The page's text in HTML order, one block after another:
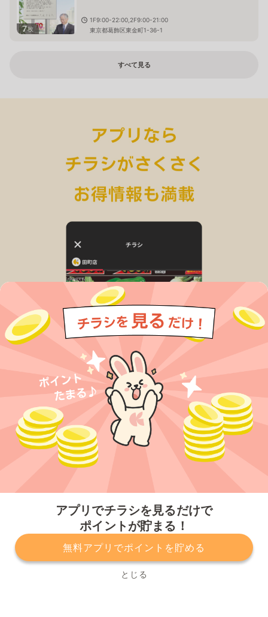
アプリでチラシを見るだけで
ポイントが貯まる！
無料アプリでポイントを貯める
とじる
7枚
1F9:00-22:00,2F9:00-21:00
東京都葛飾区東金町1-36-1
すべて見る
プライバシーポリシー 利用規約
運営会社
サービスに関してのお問い合わせ